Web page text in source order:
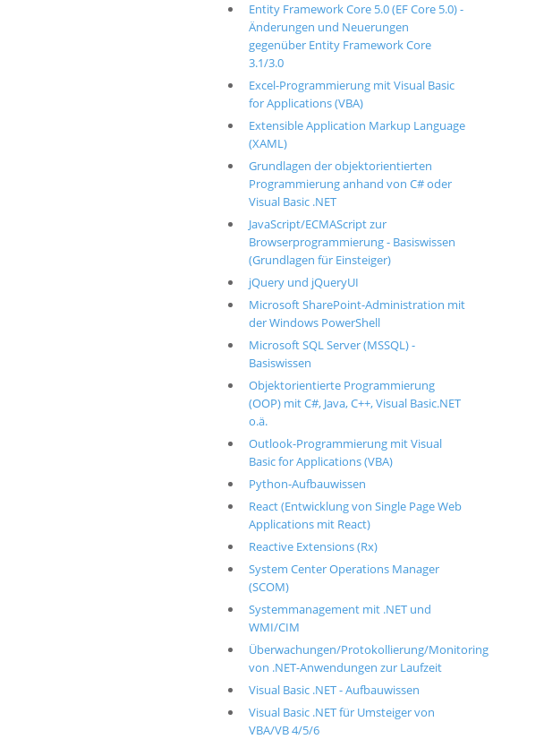
Entity Framework Core 5.0 (EF Core 5.0) -
Änderungen und Neuerungen
gegenüber Entity Framework Core
3.1/3.0
Excel-Programmierung mit Visual Basic
for Applications (VBA)
Extensible Application Markup Language
(XAML)
Grundlagen der objektorientierten
Programmierung anhand von C# oder
Visual Basic .NET
JavaScript/ECMAScript zur
Browserprogrammierung - Basiswissen
(Grundlagen für Einsteiger)
jQuery und jQueryUI
Microsoft SharePoint-Administration mit
der Windows PowerShell
Microsoft SQL Server (MSSQL) -
Basiswissen
Objektorientierte Programmierung
(OOP) mit C#, Java, C++, Visual Basic.NET
o.ä.
Outlook-Programmierung mit Visual
Basic for Applications (VBA)
Python-Aufbauwissen
React (Entwicklung von Single Page Web
Applications mit React)
Reactive Extensions (Rx)
System Center Operations Manager
(SCOM)
Systemmanagement mit .NET und
WMI/CIM
Überwachungen/Protokollierung/Monitoring
von .NET-Anwendungen zur Laufzeit
Visual Basic .NET - Aufbauwissen
Visual Basic .NET für Umsteiger von
VBA/VB 4/5/6